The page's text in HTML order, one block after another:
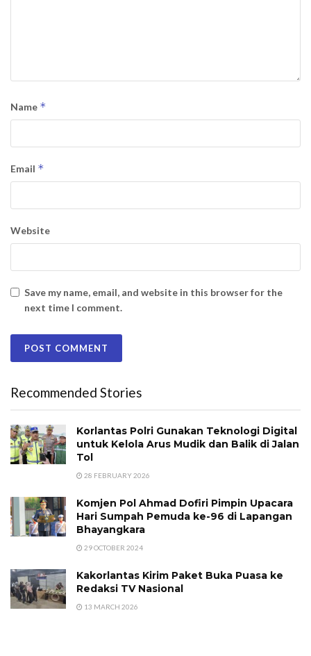
Name *
Email *
Website
Save my name, email, and website in this browser for the
next time I comment.
Recommended Stories
Korlantas Polri Gunakan Teknologi Digital
untuk Kelola Arus Mudik dan Balik di Jalan
Tol
28 FEBRUARY 2026
Komjen Pol Ahmad Dofiri Pimpin Upacara
Hari Sumpah Pemuda ke-96 di Lapangan
Bhayangkara
29 OCTOBER 2024
Kakorlantas Kirim Paket Buka Puasa ke
Redaksi TV Nasional
13 MARCH 2026